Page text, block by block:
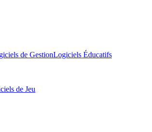
de GestionLogiciels Éducatifs
de Jeu